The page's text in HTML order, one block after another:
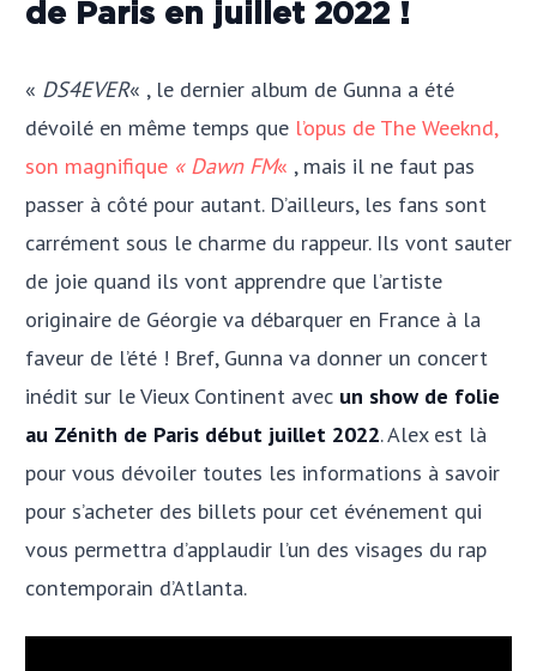
de Paris en juillet 2022 !
« DS4EVER« , le dernier album de Gunna a été
dévoilé en même temps que l’opus de The Weeknd,
son magnifique « Dawn FM« , mais il ne faut pas
passer à côté pour autant. D’ailleurs, les fans sont
carrément sous le charme du rappeur. Ils vont sauter
de joie quand ils vont apprendre que l’artiste
originaire de Géorgie va débarquer en France à la
faveur de l’été ! Bref, Gunna va donner un concert
inédit sur le Vieux Continent avec un show de folie
au Zénith de Paris début juillet 2022. Alex est là
pour vous dévoiler toutes les informations à savoir
pour s’acheter des billets pour cet événement qui
vous permettra d’applaudir l’un des visages du rap
contemporain d’Atlanta.